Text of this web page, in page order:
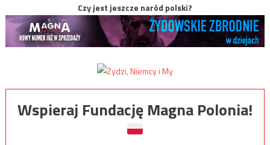
Czy jest jeszcze naród polski?
Wspieraj Fundację Magna Polonia!